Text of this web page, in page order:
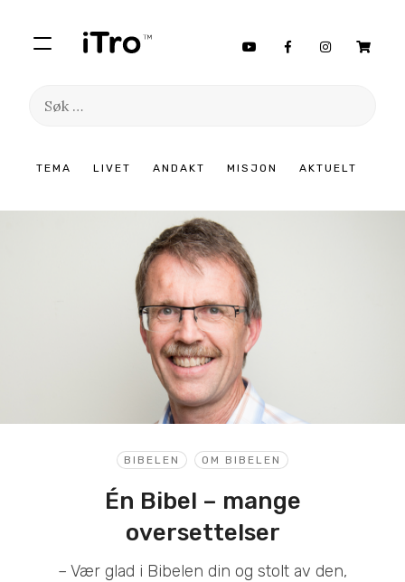
TEMA LIVET ANDAKT MISJON AKTUELT
Søk
innhold
BIBELEN OM BIBELEN
Én Bibel – mange
oversettelser
– Vær glad i Bibelen din og stolt av den,